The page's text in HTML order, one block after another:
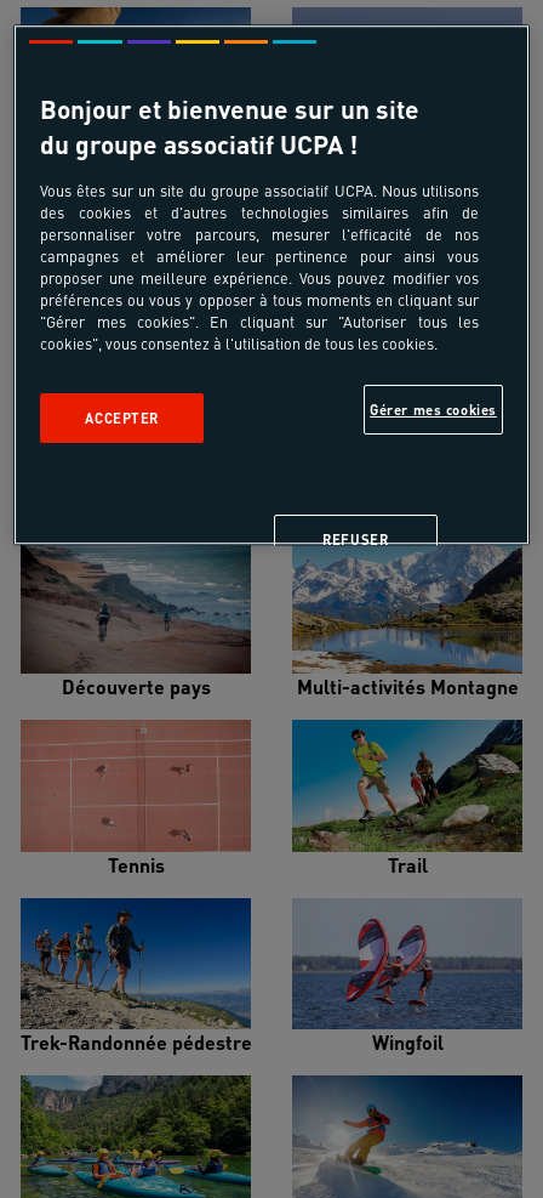
Ski alpin
Croisière voilier Alpinisme
Découverte pays Multi-activités Montagne
Tennis Trail
Trek-Randonnée pédestre Wingfoil
Bonjour et bienvenue sur un site
du groupe associatif UCPA !
Vous êtes sur un site du groupe associatif UCPA. Nous utilisons
des cookies et d'autres technologies similaires afin de
personnaliser votre parcours, mesurer l'efficacité de nos
campagnes et améliorer leur pertinence pour ainsi vous
proposer une meilleure expérience. Vous pouvez modifier vos
préférences ou vous y opposer à tous moments en cliquant sur
"Gérer mes cookies". En cliquant sur "Autoriser tous les
cookies", vous consentez à l'utilisation de tous les cookies.
Gérer mes cookies
REFUSER
ACCEPTER